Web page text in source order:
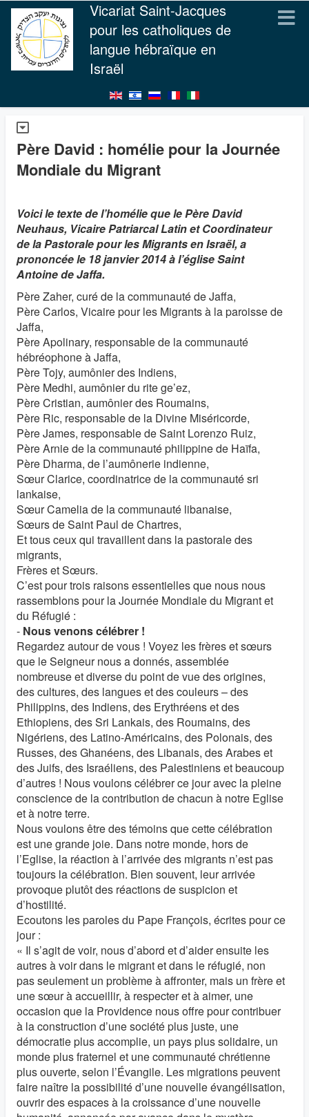
Vicariat Saint-Jacques
pour les catholiques de
langue hébraïque en
Israël
Père David : homélie pour la Journée
Mondiale du Migrant
Voici le texte de l’homélie que le Père David
Neuhaus, Vicaire Patriarcal Latin et Coordinateur
de la Pastorale pour les Migrants en Israël, a
prononcée le 18 janvier 2014 à l’église Saint
Antoine de Jaffa.
Père Zaher, curé de la communauté de Jaffa,
Père Carlos, Vicaire pour les Migrants à la paroisse de
Jaffa,
Père Apolinary, responsable de la communauté
hébréophone à Jaffa,
Père Tojy, aumônier des Indiens,
Père Medhi, aumônier du rite ge’ez,
Père Cristian, aumônier des Roumains,
Père Ric, responsable de la Divine Miséricorde,
Père James, responsable de Saint Lorenzo Ruiz,
Père Arnie de la communauté philippine de Haïfa,
Père Dharma, de l’aumônerie indienne,
Sœur Clarice, coordinatrice de la communauté sri
lankaise,
Sœur Camelia de la communauté libanaise,
Sœurs de Saint Paul de Chartres,
Et tous ceux qui travaillent dans la pastorale des
migrants,
Frères et Sœurs.
C’est pour trois raisons essentielles que nous nous
rassemblons pour la Journée Mondiale du Migrant et
du Réfugié :
- Nous venons célébrer !
Regardez autour de vous ! Voyez les frères et sœurs
que le Seigneur nous a donnés, assemblée
nombreuse et diverse du point de vue des origines,
des cultures, des langues et des couleurs – des
Philippins, des Indiens, des Erythréens et des
Ethiopiens, des Sri Lankais, des Roumains, des
Nigériens, des Latino-Américains, des Polonais, des
Russes, des Ghanéens, des Libanais, des Arabes et
des Juifs, des Israéliens, des Palestiniens et beaucoup
d’autres ! Nous voulons célébrer ce jour avec la pleine
conscience de la contribution de chacun à notre Eglise
et à notre terre.
Nous voulons être des témoins que cette célébration
est une grande joie. Dans notre monde, hors de
l’Eglise, la réaction à l’arrivée des migrants n’est pas
toujours la célébration. Bien souvent, leur arrivée
provoque plutôt des réactions de suspicion et
d’hostilité.
Ecoutons les paroles du Pape François, écrites pour ce
jour :
« Il s’agit de voir, nous d’abord et d’aider ensuite les
autres à voir dans le migrant et dans le réfugié, non
pas seulement un problème à affronter, mais un frère et
une sœur à accueillir, à respecter et à aimer, une
occasion que la Providence nous offre pour contribuer
à la construction d’une société plus juste, une
démocratie plus accomplie, un pays plus solidaire, un
monde plus fraternel et une communauté chrétienne
plus ouverte, selon l’Évangile. Les migrations peuvent
faire naître la possibilité d’une nouvelle évangélisation,
ouvrir des espaces à la croissance d’une nouvelle